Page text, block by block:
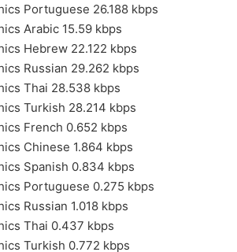
Portuguese 26.188 kbps
Arabic 15.59 kbps
Hebrew 22.122 kbps
Russian 29.262 kbps
Thai 28.538 kbps
Turkish 28.214 kbps
French 0.652 kbps
Chinese 1.864 kbps
Spanish 0.834 kbps
Portuguese 0.275 kbps
Russian 1.018 kbps
Thai 0.437 kbps
Turkish 0.772 kbps